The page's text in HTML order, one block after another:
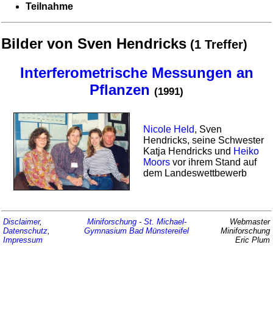
Teilnahme
Bilder von Sven Hendricks (1 Treffer)
Interferometrische Messungen an
Pflanzen (1991)
Nicole Held, Sven
Hendricks, seine Schwester
Katja Hendricks und Heiko
Moors vor ihrem Stand auf
dem Landes­wett­bewerb
Disclaimer,
Datenschutz,
Impressum
Miniforschung- St. Michael-
Gymnasium Bad Münstereifel
Webmaster
Miniforschung
Eric Plum